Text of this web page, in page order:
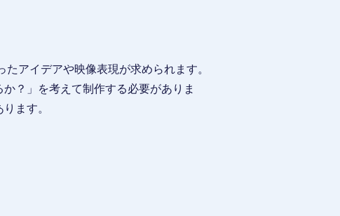
アイデアや映像表現が求められます。
？」を考えて制作する必要がありま
ます。